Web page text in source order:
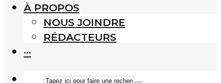
À PROPOS
NOUS JOINDRE
RÉDACTEURS
···